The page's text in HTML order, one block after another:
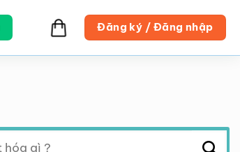
Đăng ký / Đăng nhập